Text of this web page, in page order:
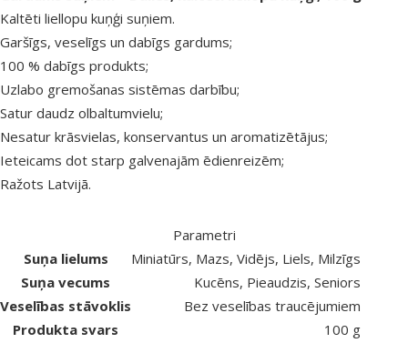
Kaltēti liellopu kuņģi suņiem.
Garšīgs, veselīgs un dabīgs gardums;
100 % dabīgs produkts;
Uzlabo gremošanas sistēmas darbību;
Satur daudz olbaltumvielu;
Nesatur krāsvielas, konservantus un aromatizētājus;
Ieteicams dot starp galvenajām ēdienreizēm;
Ražots Latvijā.
Parametri
Suņa lielums
Miniatūrs, Mazs, Vidējs, Liels, Milzīgs
Suņa vecums
Kucēns, Pieaudzis, Seniors
Veselības stāvoklis
Bez veselības traucējumiem
Produkta svars
100 g